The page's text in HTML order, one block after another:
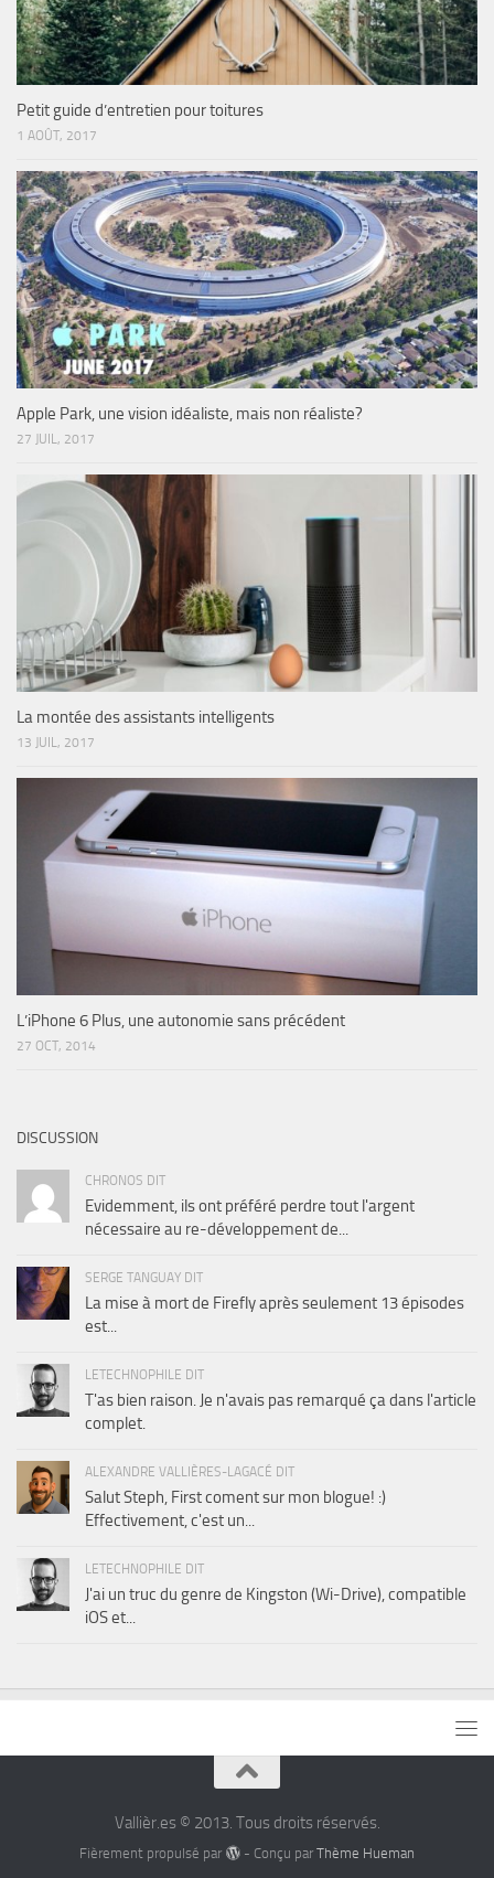
Petit guide d’entretien pour toitures
1 AOÛT, 2017
Apple Park, une vision idéaliste, mais non réaliste?
27 JUIL, 2017
La montée des assistants intelligents
13 JUIL, 2017
L’iPhone 6 Plus, une autonomie sans précédent
27 OCT, 2014
DISCUSSION
CHRONOS DIT
Evidemment, ils ont préféré perdre tout l'argent
nécessaire au re-développement de...
SERGE TANGUAY DIT
La mise à mort de Firefly après seulement 13 épisodes
est...
LETECHNOPHILE DIT
T'as bien raison. Je n'avais pas remarqué ça dans l'article
complet.
ALEXANDRE VALLIÈRES-LAGACÉ DIT
Salut Steph, First coment sur mon blogue! :)
Effectivement, c'est un...
LETECHNOPHILE DIT
J'ai un truc du genre de Kingston (Wi-Drive), compatible
iOS et...
Vallièr.es © 2013. Tous droits réservés.
Fièrement propulsé par - Conçu par Thème Hueman